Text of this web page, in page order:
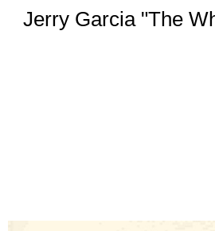
Jerry Garcia "The